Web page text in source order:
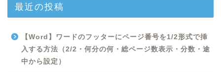
最近の投稿
【Word】ワードのフッターにページ番号を1/2形式で挿
入する方法（2/2・何分の何・総ページ数表示・分数・途
中から設定）